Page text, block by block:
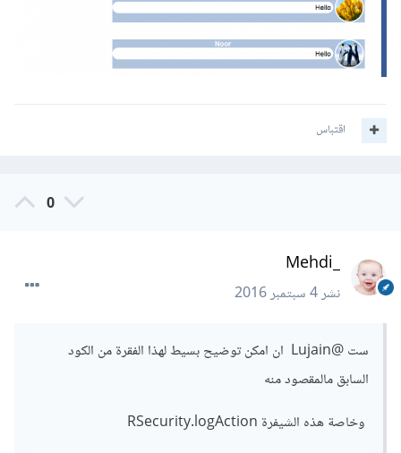
اقتباس
0
_Mehdi
نشر4 سبتمبر 2016
ست@Lujain
ان امكن توضيح بسيط لهذا الفقرة من الكود
السابق مالمقصود منه
وخاصة هذه الشيفرة RSecurity.logAction